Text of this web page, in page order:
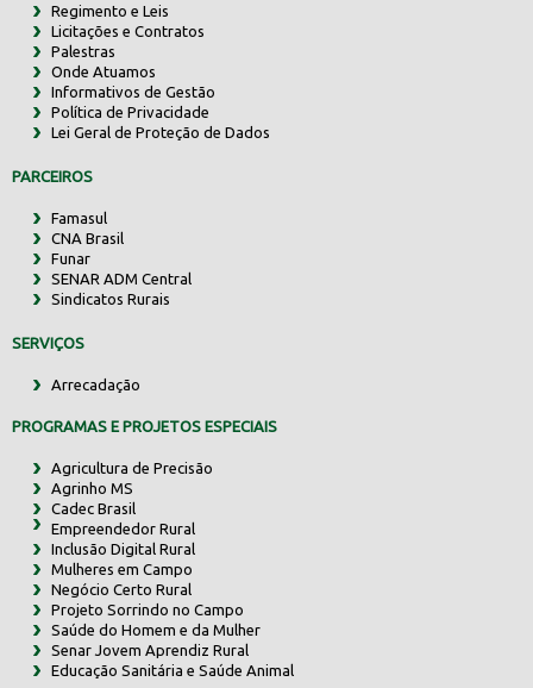
Regimento e Leis
Licitações e Contratos
Palestras
Onde Atuamos
Informativos de Gestão
Política de Privacidade
Lei Geral de Proteção de Dados
PARCEIROS
Famasul
CNA Brasil
Funar
SENAR ADM Central
Sindicatos Rurais
SERVIÇOS
Arrecadação
PROGRAMAS E PROJETOS ESPECIAIS
Agricultura de Precisão
Agrinho MS
Cadec Brasil
Empreendedor Rural
Inclusão Digital Rural
Mulheres em Campo
Negócio Certo Rural
Projeto Sorrindo no Campo
Saúde do Homem e da Mulher
Senar Jovem Aprendiz Rural
Educação Sanitária e Saúde Animal